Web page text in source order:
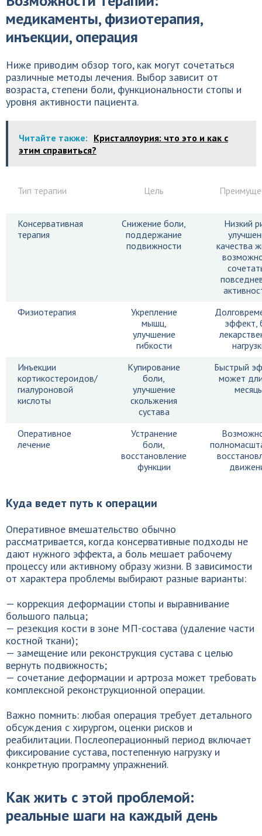
медикаменты, физиотерапия,
инъекции, операция
Ниже приводим обзор того, как могут сочетаться
различные методы лечения. Выбор зависит от
возраста, степени боли, функциональности стопы и
уровня активности пациента.
Читайте также: Кристаллоурия: что это и как с
этим справиться?
Тип терапии Цель
Консервативная
терапия
Снижение боли,
поддержание
подвижности
Низкий
качества
Физиотерапия
Укрепление
мышц,
улучшение
гибкости
эффект,
Инъекции
кортикостероидов/
гиалуроновой
кислоты
Купирование
боли,
улучшение
скольжения
сустава
Быстрый
может
Оперативное
лечение
Устранение
боли,
восстановление
функции
Куда ведет путь к операции
Оперативное вмешательство обычно
рассматривается, когда консервативные подходы не
дают нужного эффекта, а боль мешает рабочему
процессу или активному образу жизни. В зависимости
от характера проблемы выбирают разные варианты:
— коррекция деформации стопы и выравнивание
большого пальца;
— резекция кости в зоне МП-состава (удаление части
костной ткани);
— замещение или реконструкция сустава с целью
вернуть подвижность;
— сочетание деформации и артроза может требовать
комплексной реконструкционной операции.
Важно помнить: любая операция требует детального
обсуждения с хирургом, оценки рисков и
реабилитации. Послеоперационный период включает
фиксирование сустава, постепенную нагрузку и
конкретную программу упражнений.
Как жить с этой проблемой:
реальные шаги на каждый день